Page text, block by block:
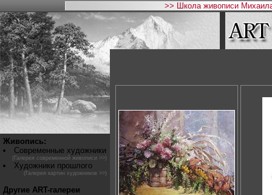
>> Школа живописи
Живопись:
Современные художники
(Галерея современной живописи >>)
Художники прошлого
(Галерея картин художников >>)
Другие ART-галереи